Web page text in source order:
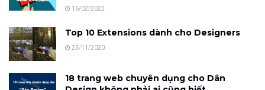
16/02/2022
Top 10 Extensions dành cho Designers
23/11/2020
18 trang web chuyên dụng cho Dân